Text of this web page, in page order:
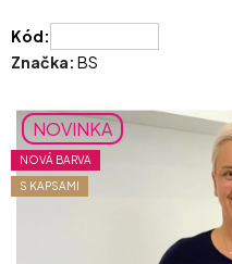
Kód:
Značka: BS
NOVINKA
NOVÁ BARVA
S KAPSAMI